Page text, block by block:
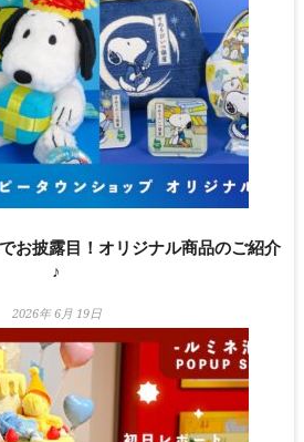
お披露目！オリジナル商品のご紹介
♪
2026年 6月 19日